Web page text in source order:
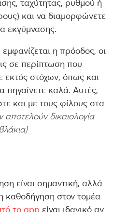
ταχύτητας, ρυθμού ή
και να διαμορφώνετε
εκγύμνασης.
η πρόοδος, οι
σε περίπτωση που
εκτός στόχων, όπως και
πηγαίνετε καλά. Αυτές,
και με τους φίλους στα
αποτελούν δικαιολογία
είναι σημαντική, αλλά
καθοδήγηση στον τομέα
το app είναι ιδανικό αν